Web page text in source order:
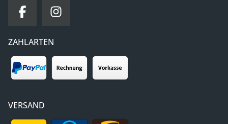
ZAHLARTEN
VERSAND